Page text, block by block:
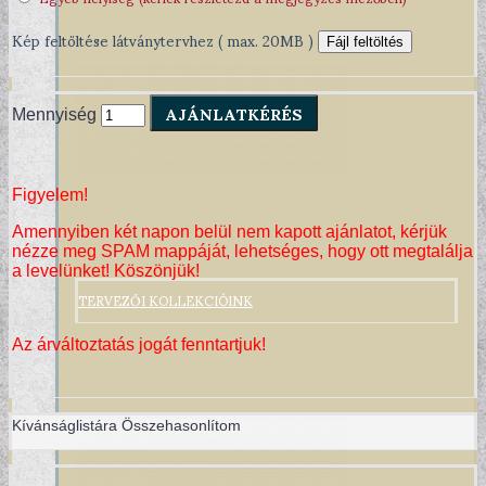
TERVEZŐI KOLLEKCIÓINK
Kép feltöltése látványtervhez ( max. 20MB ) Fájl feltöltés
Mennyiség AJÁNLATKÉRÉS
Figyelem!
Amennyiben két napon belül nem kapott ajánlatot, kérjük
nézze meg SPAM mappáját, lehetséges, hogy ott megtalálja
a levelünket! Köszönjük!
Az árváltoztatás jogát fenntartjuk!
Kívánságlistára Összehasonlítom